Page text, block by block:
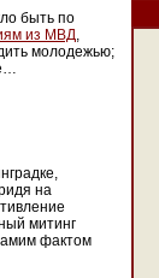
быть по
из МВД,
молодежью;
на
митинг
фактом